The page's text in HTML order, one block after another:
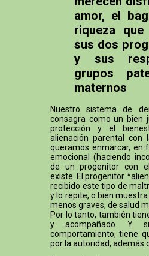
amor, el
riqueza que
sus dos
y sus
grupos
maternos
Nuestro sistema de
consagra como un bien
protección y el
alienación parental con
queramos enmarcar, en
emocional (haciendo
de un progenitor con
existe. El progenitor
recibido este tipo de
y lo repite, o bien
menos graves, de salud
Por lo tanto, también
y acompañado. Y
comportamiento, tiene
por la autoridad, además